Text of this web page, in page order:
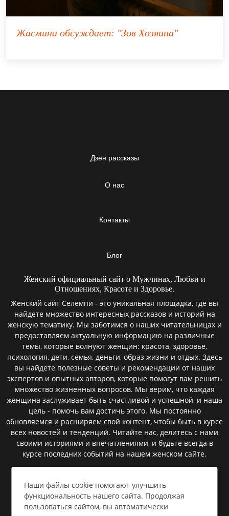
Жасмина обсуждает: "Зов Хозяина"
Дзен рассказы
О нас
Контакты
Блог
Женский официальный сайт о Мужчинах, Любви и
Отношениях, Красоте и Здоровье.
Женский сайт Селемпи - это уникальная площадка, где вы
найдете множество интересных рассказов и историй на
женскую тематику. Мы заботимся о наших читательницах и
предоставляем актуальную информацию на различные
темы, которые волнуют женщин: красота, здоровье,
психология, дети, семья, деньги, образ жизни и отдых. Здесь
вы найдете полезные советы и рекомендации от наших
экспертов и опытных авторов, которые помогут вам решить
множество жизненных вопросов. Мы верим, что каждая
женщина заслуживает быть счастливой и успешной, и наша
цель - помочь вам достичь этого. Мы постоянно
обновляемся и расширяем свой контент, чтобы быть в курсе
всех новостей и тенденций. Читайте нас, делитесь с нами
своими историями и впечатлениями, и будьте всегда в
курсе последних событий на нашем женском сайте.
Пользовательское соглашение
Политика конфиденциальности
Наши файлы cookie помогают улучшить
функциональность нашего сайта. Продолжая
пользоваться сайтом, вы автоматически